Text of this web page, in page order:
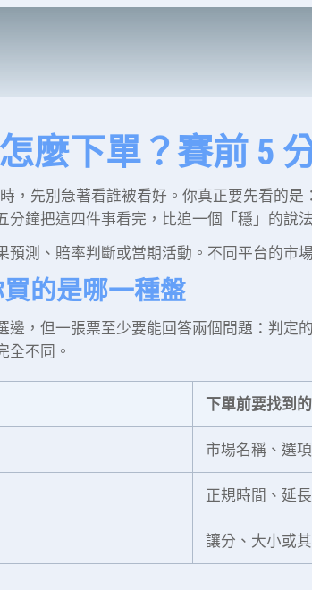
麼下單？賽前 5
，先別急著看誰被看好。你真正要先看的
鐘把這四件事看完，比追一個「穩」的說
預測、賠率判斷或當期活動。不同平台的市
的是哪一種盤
邊，但一張票至少要能回答兩個問題：判
全不同。
下單前要找到
市場名稱、選
正規時間、延
讓分、大小或